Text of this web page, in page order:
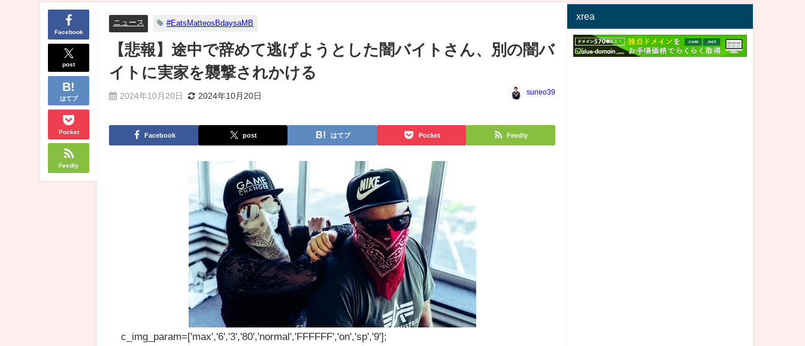
Facebook
post
はてブ
Pocket
Feedly
ニュース #EatsMatteosBdaysaMB
【悲報】途中で辞めて逃げようとした闇バイトさん、別の闇バ
イトに実家を襲撃されかける
2024年10月20日 2024年10月20日 suneo39
Facebook post はてブ Pocket Feedly
c_img_param=['max','6','3','80','normal','FFFFFF','on','sp','9'];
xrea